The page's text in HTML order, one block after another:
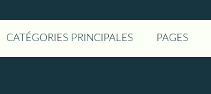
CATÉGORIES PRINCIPALES PAGES